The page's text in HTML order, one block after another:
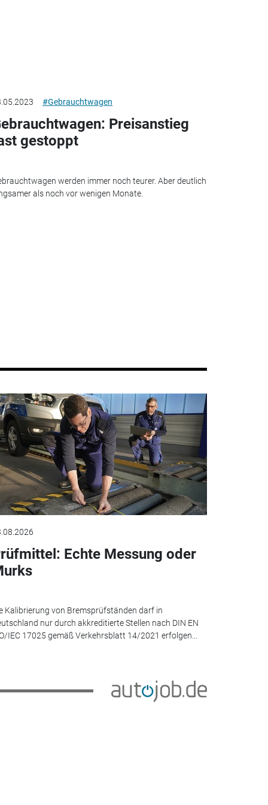
#Gebrauchtwagen
Preisanstieg
gestoppt
werden immer noch teurer. Aber deutlich
als noch vor wenigen Monate.
Echte Messung oder
Kalibrierung von Bremsprüfständen darf in
nur durch akkreditierte Stellen nach DIN EN
IEC 17025 gemäß Verkehrsblatt 14/2021 erfolgen...